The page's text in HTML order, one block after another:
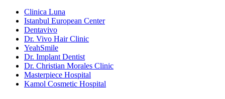
Clinica Luna
Istanbul European Center
Dentavivo
Dr. Vivo Hair Clinic
YeahSmile
Dr. Implant Dentist
Dr. Christian Morales Clinic
Masterpiece Hospital
Kamol Cosmetic Hospital